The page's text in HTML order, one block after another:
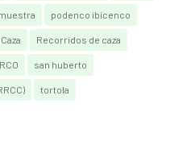
podenco ibicenco
Recorridos de caza
san huberto
tortola